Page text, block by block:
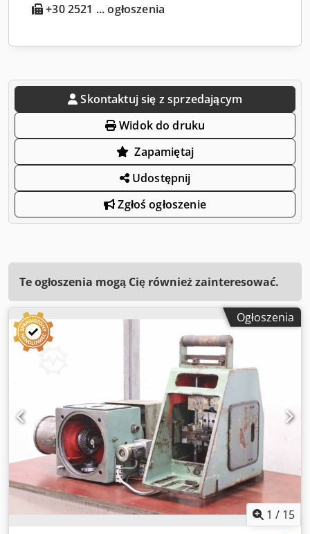
+30 2521 ... ogłoszenia
Skontaktuj się z sprzedającym
Widok do druku
Zapamiętaj
Udostępnij
Zgłoś ogłoszenie
Te ogłoszenia mogą Cię również zainteresować.
Ogłoszenia
1 / 15